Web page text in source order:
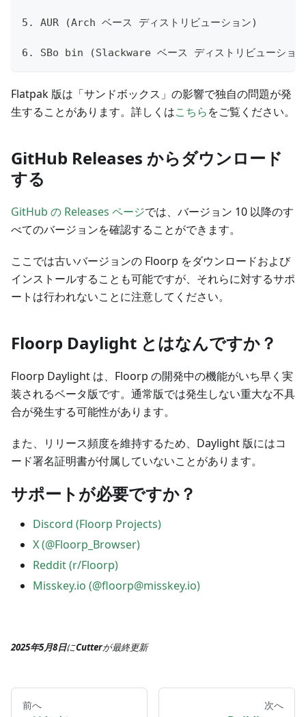
5. AUR (Arch ベース ディストリビューション
6. SBo bin (Slackware ベース ディストリビュ
Flatpak 版は「サンドボックス」の影響で独自の問題が発
生することがあります。詳しくはこちらをご覧ください。
GitHub Releases からダウンロード
する
GitHub の Releases ページでは、バージョン 10 以降のす
べてのバージョンを確認することができます。
ここでは古いバージョンの Floorp をダウンロードおよび
インストールすることも可能ですが、それらに対するサポ
ートは行われないことに注意してください。
Floorp Daylight とはなんですか？
Floorp Daylight は、Floorp の開発中の機能がいち早く実
装されるベータ版です。通常版では発生しない重大な不具
合が発生する可能性があります。
また、リリース頻度を維持するため、Daylight 版にはコ
ード署名証明書が付属していないことがあります。
サポートが必要ですか？
Discord (Floorp Projects)
X (@Floorp_Browser)
Reddit (r/Floorp)
Misskey.io (@floorp@misskey.io)
2025年5月8日にCutterが最終更新
前へ 次へ